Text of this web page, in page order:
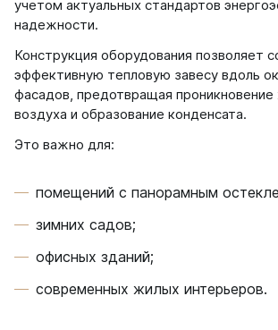
учетом актуальных стандартов
надежности.
Конструкция оборудования позволяет
эффективную тепловую завесу вдоль
фасадов, предотвращая проникновение
воздуха и образование конденсата.
Это важно для:
помещений с панорамным
зимних садов;
офисных зданий;
современных жилых интерьеров.